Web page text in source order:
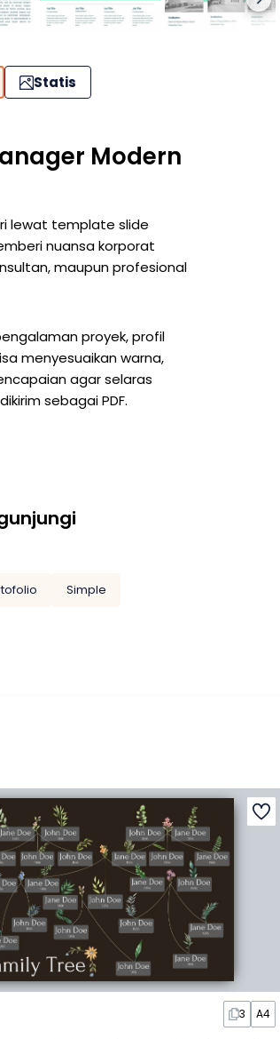
Statis
Modern
lewat template slide
nuansa korporat
maupun profesional
proyek, profil
menyesuaikan warna,
agar selaras
sebagai PDF.
Simple
3 A4